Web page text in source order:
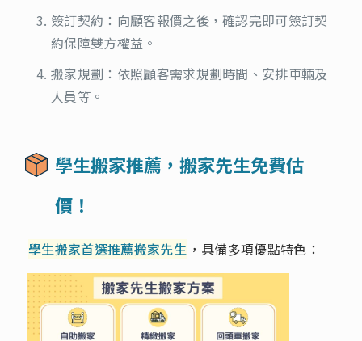
簽訂契約：向顧客報價之後，確認完即可簽訂契
約保障雙方權益。
搬家規劃：依照顧客需求規劃時間、安排車輛及
人員等。
學生搬家推薦，搬家先生免費估
價！
學生搬家首選推薦搬家先生 ，具備多項優點特色：